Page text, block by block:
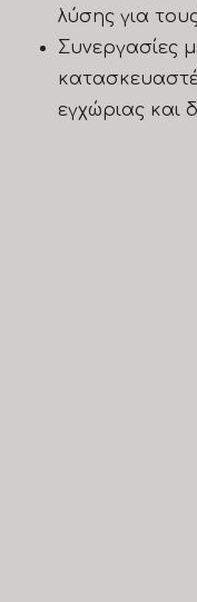
λύσης για
Συνεργασίες
εγχώριας και